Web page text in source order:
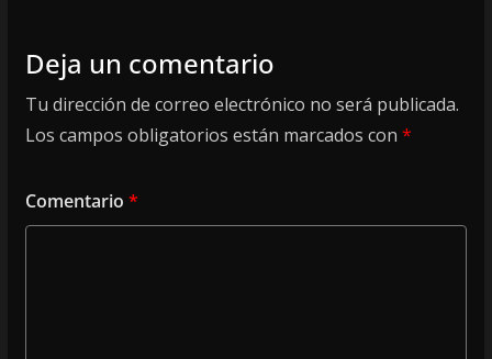
Deja un comentario
Tu dirección de correo electrónico no será publicada.
Los campos obligatorios están marcados con *
Comentario *